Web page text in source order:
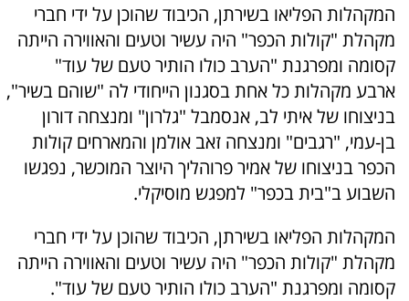
המקהלות הפליאו בשירתן, הכיבוד שהוכן על ידי חברי
מקהלת "קולות הכפר" היה עשיר וטעים והאווירה הייתה
קסומה ומפרגנת "הערב כולו הותיר טעם של עוד"
ארבע מקהלות כל אחת בסגנון הייחודי לה "שוהם בשיר",
בניצוחו של איתי לב, אנסמבל "גלרון" ומנצחה דורון
בן-עמי, "רגבים" ומנצחה זאב אולמן והמארחים קולות
הכפר בניצוחו של אמיר פרוהליך היוצר המוכשר, נפגשו
השבוע ב"בית בכפר" למפגש מוסיקלי.
המקהלות הפליאו בשירתן, הכיבוד שהוכן על ידי חברי
מקהלת "קולות הכפר" היה עשיר וטעים והאווירה הייתה
קסומה ומפרגנת "הערב כולו הותיר טעם של עוד".